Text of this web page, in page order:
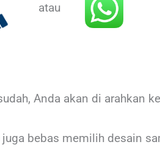
atau
Anda akan di arahkan
bebas memilih desain